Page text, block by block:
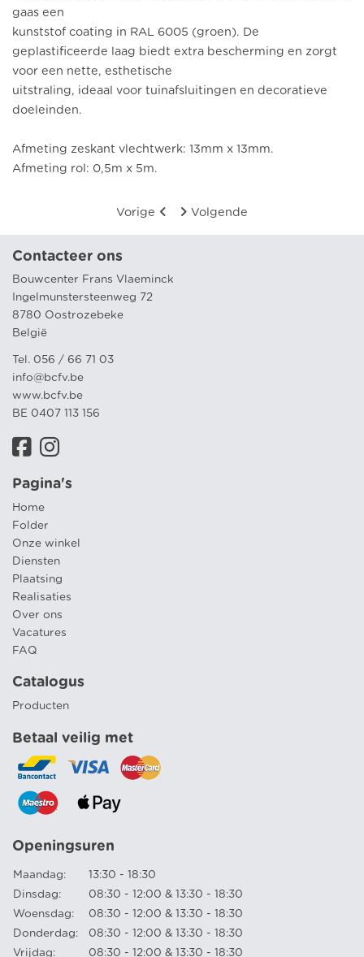
gaas een
kunststof coating in RAL 6005 (groen). De
geplastificeerde laag biedt extra bescherming en zorgt
voor een nette, esthetische
uitstraling, ideaal voor tuinafsluitingen en decoratieve
doeleinden.
Afmeting zeskant vlechtwerk: 13mm x 13mm.
Afmeting rol: 0,5m x 5m.
Vorige Volgende
Contacteer ons
Bouwcenter Frans Vlaeminck
Ingelmunstersteenweg 72
8780 Oostrozebeke
België
Tel. 056 / 66 71 03
info@bcfv.be
www.bcfv.be
BE 0407 113 156
Pagina's
Home
Folder
Onze winkel
Diensten
Plaatsing
Realisaties
Over ons
Vacatures
FAQ
Catalogus
Producten
Betaal veilig met
Openingsuren
Maandag:
13:30 - 18:30
Dinsdag:
08:30 - 12:00 & 13:30 - 18:30
Woensdag:
08:30 - 12:00 & 13:30 - 18:30
Donderdag:
08:30 - 12:00 & 13:30 - 18:30
Vrijdag:
08:30 - 12:00 & 13:30 - 18:30